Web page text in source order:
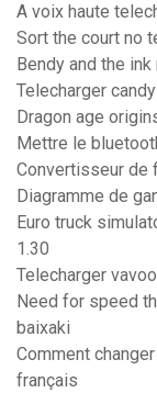
A voix haute
Sort the court no
Bendy and the
Telecharger
Dragon age
Mettre le
Convertisseur de
Diagramme de
Euro truck
1.30
Telecharger
Need for speed
baixaki
Comment
français